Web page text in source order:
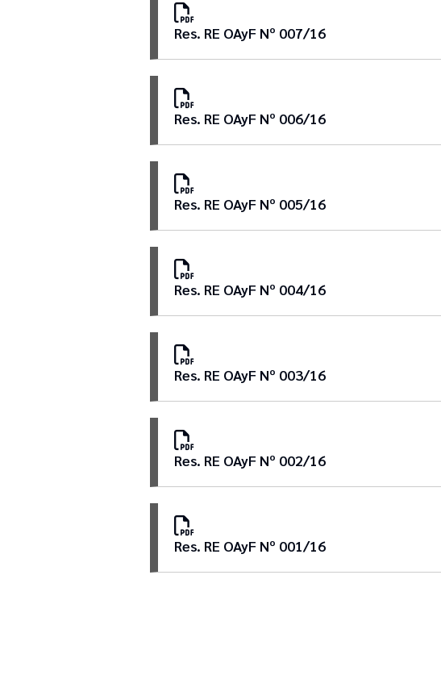
Res. RE OAyF Nº 007/16
Res. RE OAyF Nº 006/16
Res. RE OAyF Nº 005/16
Res. RE OAyF Nº 004/16
Res. RE OAyF Nº 003/16
Res. RE OAyF Nº 002/16
Res. RE OAyF Nº 001/16